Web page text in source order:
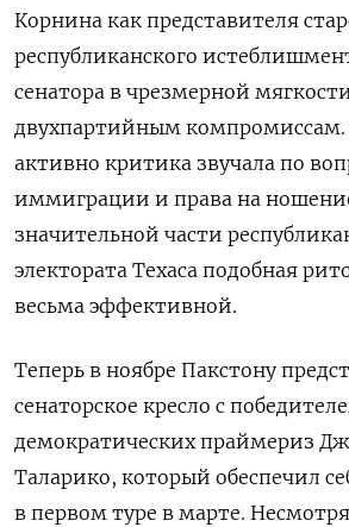
Корнина как представителя
республиканского
сенатора в чрезмерной
двухпартийным компромиссам.
активно критика звучала по
иммиграции и права на
значительной части
электората Техаса подобная
весьма эффективной.
Теперь в ноябре Пакстону
сенаторское кресло с
демократических праймериз
Таларико, который обеспечил
в первом туре в марте.